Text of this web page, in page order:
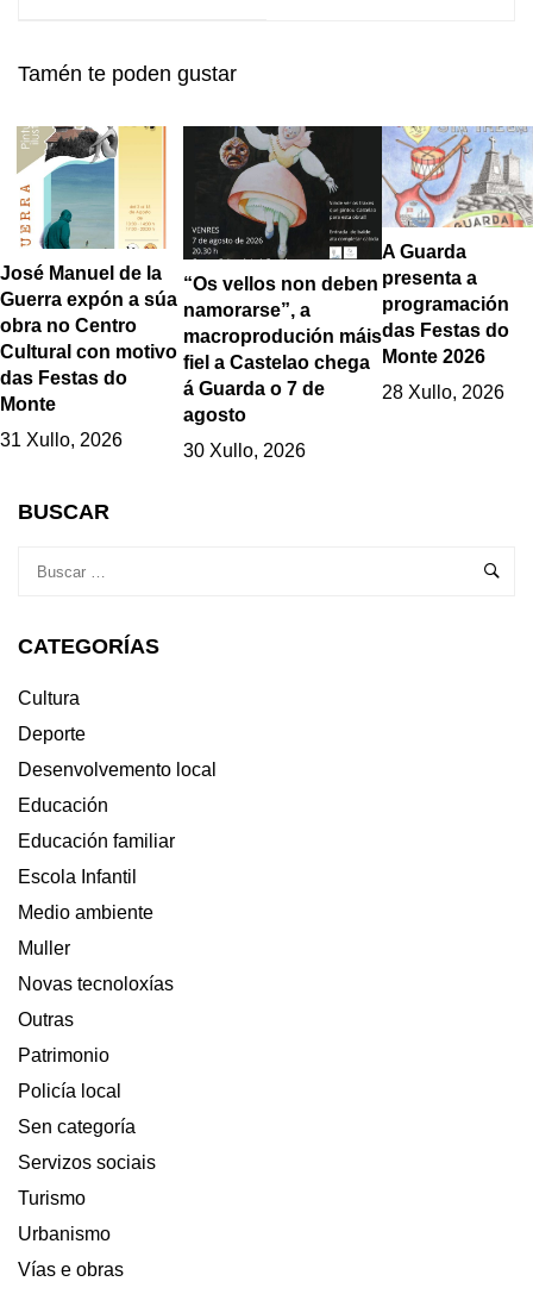
Tamén te poden gustar
José Manuel de la
Guerra expón a súa
obra no Centro
Cultural con motivo
das Festas do
Monte
31 Xullo, 2026
“Os vellos non deben
namorarse”, a
macroprodución máis
fiel a Castelao chega
á Guarda o 7 de
agosto
30 Xullo, 2026
A Guarda
presenta a
programación
das Festas do
Monte 2026
28 Xullo, 2026
BUSCAR
CATEGORÍAS
Cultura
Deporte
Desenvolvemento local
Educación
Educación familiar
Escola Infantil
Medio ambiente
Muller
Novas tecnoloxías
Outras
Patrimonio
Policía local
Sen categoría
Servizos sociais
Turismo
Urbanismo
Vías e obras